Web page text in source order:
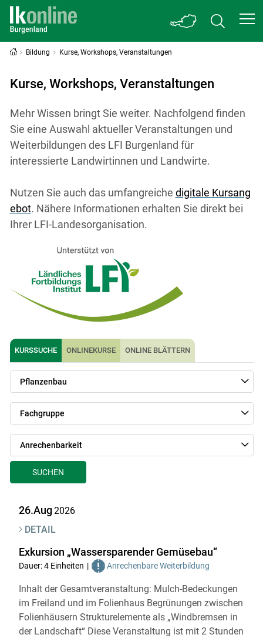
Bildung Kurse, Workshops, Veranstaltungen
Kurse, Workshops, Veranstaltungen
Mehr Wissen bringt Sie weiter. Nachfolgend finden
Sie eine Auswahl aktueller Veranstaltungen und
Weiterbildungen des LFI Burgenland für
interessierte Landwirtinnen und Landwirte.
Nutzen Sie auch das umfangreiche digitale Kursang
ebot. Nähere Informationen erhalten Sie direkt bei
Ihrer LFI-Landesorganisation.
KURSSUCHE ONLINEKURSE ONLINE BLÄTTERN
Pflanzenbau
Fachgruppe
Anrechenbarkeit
SUCHEN
26.Aug2026
DETAIL
Exkursion „Wassersparender Gemüsebau“
Dauer: 4 Einheiten Anrechenbare Weiterbildung
Inhalt der Gesamtveranstaltung: Mulch-Bedeckungen
im Freiland und im Folienhaus Begrünungen zwischen
Folienhäusern Strukturelemente als „Windbremsen in
der Landschaft“ Diese Veranstaltung ist mit 2 Stunden